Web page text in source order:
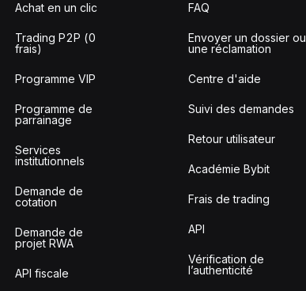
Achat en un clic
Trading P2P (0
frais)
Programme VIP
Programme de
parrainage
Services
institutionnels
Demande de
cotation
Demande de
projet RWA
API fiscale
FAQ
Envoyer un dossier ou
une réclamation
Centre d'aide
Suivi des demandes
Retour utilisateur
Académie Bybit
Frais de trading
API
Vérification de
l’authenticité